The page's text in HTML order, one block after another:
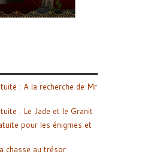
: A la recherche de Mr
: Le Jade et le Granit
pour les énigmes et
chasse au trésor